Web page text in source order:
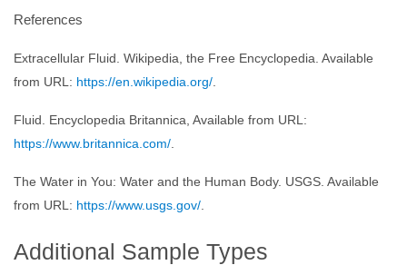
References
Extracellular Fluid. Wikipedia, the Free Encyclopedia. Available
from URL: https://en.wikipedia.org/
Fluid. Encyclopedia Britannica, Available from URL:
https://www.britannica.com/
The Water in You: Water and the Human Body. USGS. Available
from URL: https://www.usgs.gov/
Additional Sample Types